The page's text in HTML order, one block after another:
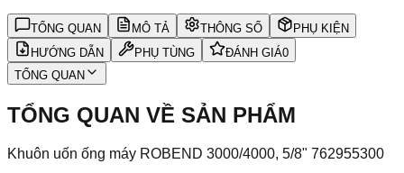
TỔNG QUAN MÔ TẢ THÔNG SỐ
PHỤ KIỆN
HƯỚNG DẪN
PHỤ TÙNG ĐÁNH GIÁ0
TỔNG QUAN
TỔNG QUAN VỀ SẢN PHẨM
Khuôn uốn ống máy ROBEND 3000/4000, 5/8" 762955300